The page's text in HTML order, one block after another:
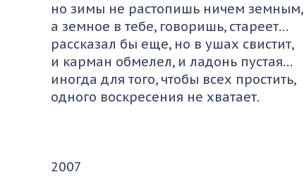
но зимы не растопишь ничем земным,
а земное в тебе, говоришь, стареет…
рассказал бы еще, но в ушах свистит,
и карман обмелел, и ладонь пустая…
иногда для того, чтобы всех простить,
одного воскресения не хватает.
2007